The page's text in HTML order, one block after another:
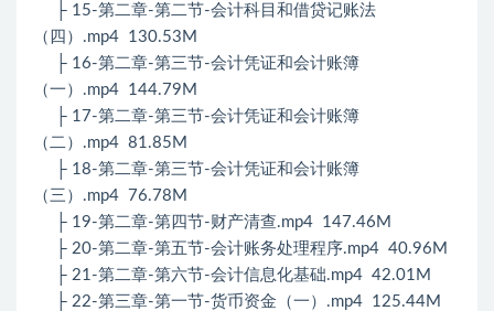
├ 15-第二章-第二节-会计科目和借贷记账法
（四）.mp4 130.53M
├ 16-第二章-第三节-会计凭证和会计账簿
（一）.mp4 144.79M
├ 17-第二章-第三节-会计凭证和会计账簿
（二）.mp4 81.85M
├ 18-第二章-第三节-会计凭证和会计账簿
（三）.mp4 76.78M
├ 19-第二章-第四节-财产清查.mp4 147.46M
├ 20-第二章-第五节-会计账务处理程序.mp4 40.96M
├ 21-第二章-第六节-会计信息化基础.mp4 42.01M
├ 22-第三章-第一节-货币资金（一）.mp4 125.44M